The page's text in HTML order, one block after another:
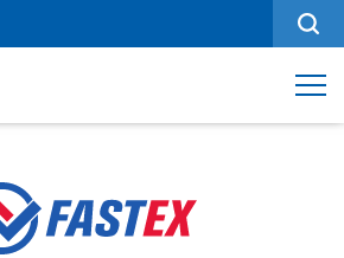
Varumärken